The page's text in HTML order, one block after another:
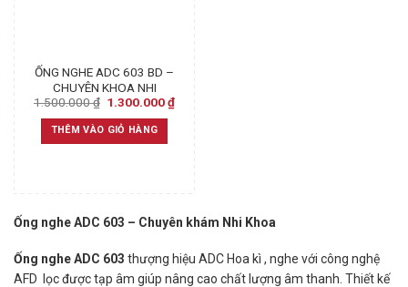
ỐNG NGHE ADC 603 BD –
CHUYÊN KHOA NHI
1.500.000₫ Original
was:
1.500.000 ₫.
1.300.000₫Current
THÊM VÀO GIỎ HÀNG
Ống nghe ADC 603 – Chuyên khám Nhi Khoa
Ống nghe ADC 603 thượng hiệu ADC Hoa kì , nghe với công nghệ
AFD lọc được tạp âm giúp nâng cao chất lượng âm thanh. Thiết kế